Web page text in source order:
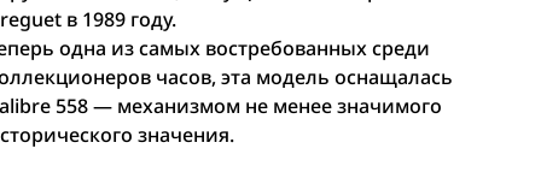
в 1989 году.
одна из самых востребованных среди
часов, эта модель оснащалась
558 — механизмом не менее значимого
значения.